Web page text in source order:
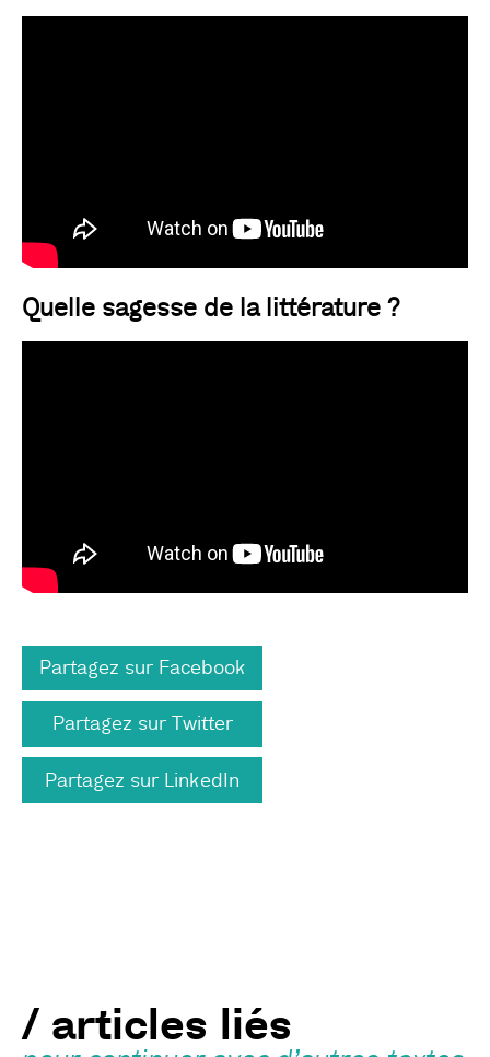
Quelle sagesse de la littérature ?
Partagez sur Facebook
Partagez sur Twitter
Partagez sur LinkedIn
/ articles liés